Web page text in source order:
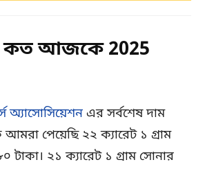
কত আজকে 2025
অ্যাসোসিয়েশন এর সর্বশেষ দাম
আমরা পেয়েছি ২২ ক্যারেট ১ গ্রাম
টাকা। ২১ ক্যারেট ১ গ্রাম সোনার